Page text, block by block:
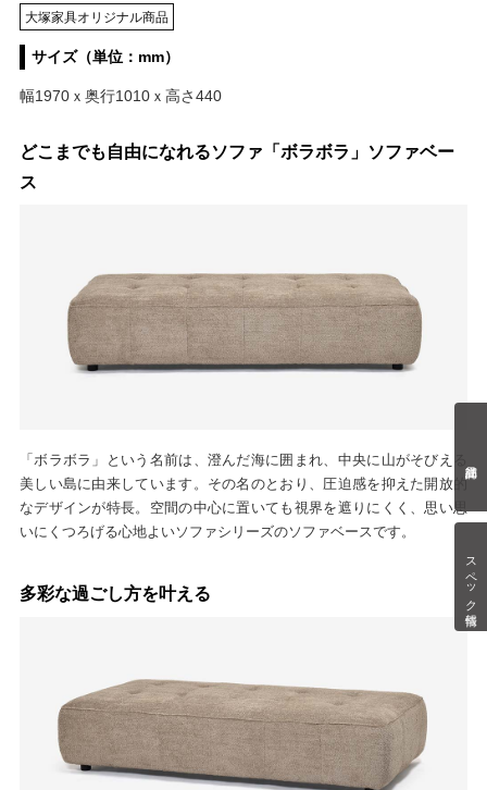
スペック情報
大塚家具オリジナル商品
サイズ（単位：mm）
幅1970ｘ奥行1010ｘ高さ440
どこまでも自由になれるソファ「ボラボラ」ソファベー
ス
「ボラボラ」という名前は、澄んだ海に囲まれ、中央に山がそびえる
美しい島に由来しています。その名のとおり、圧迫感を抑えた開放的
なデザインが特長。空間の中心に置いても視界を遮りにくく、思い思
いにくつろげる心地よいソファシリーズのソファベースです。
多彩な過ごし方を叶える